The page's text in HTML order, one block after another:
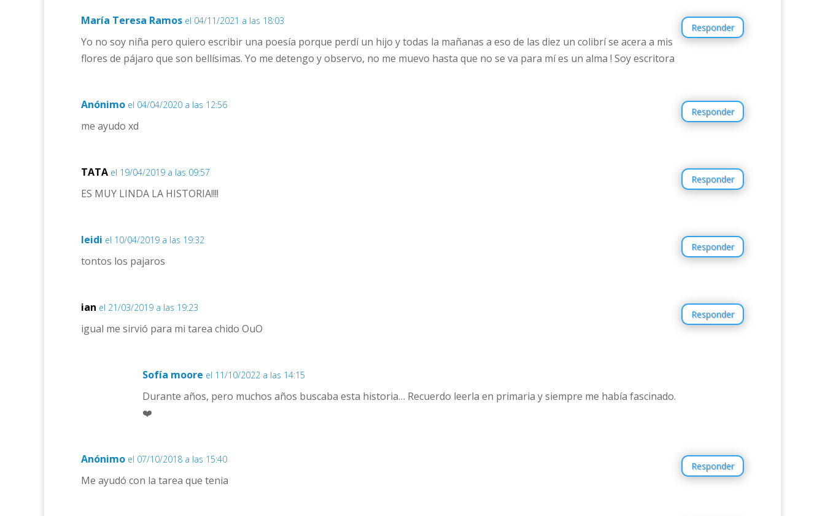
María Teresa Ramos el 04/11/2021 a las 18:03
Yo no soy niña pero quiero escribir una poesía porque perdí un hijo y todas la mañanas a eso de las diez un colibrí se acera a mis
flores de pájaro que son bellísimas. Yo me detengo y observo, no me muevo hasta que no se va para mí es un alma ! Soy escritora
Responder
Anónimo el 04/04/2020 a las 12:56
me ayudo xd
Responder
TATA el 19/04/2019 a las 09:57
ES MUY LINDA LA HISTORIA!!!!
Responder
leidi el 10/04/2019 a las 19:32
tontos los pajaros
Responder
ian el 21/03/2019 a las 19:23
igual me sirvió para mi tarea chido OuO
Responder
Sofía moore el 11/10/2022 a las 14:15
Durante años, pero muchos años buscaba esta historia… Recuerdo leerla en primaria y siempre me había fascinado.
❤️
Anónimo el 07/10/2018 a las 15:40
Me ayudó con la tarea que tenia
Responder